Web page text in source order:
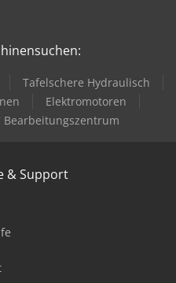
Tafelschere Hydraulisch
Elektromotoren
Bearbeitungszentrum
& Support